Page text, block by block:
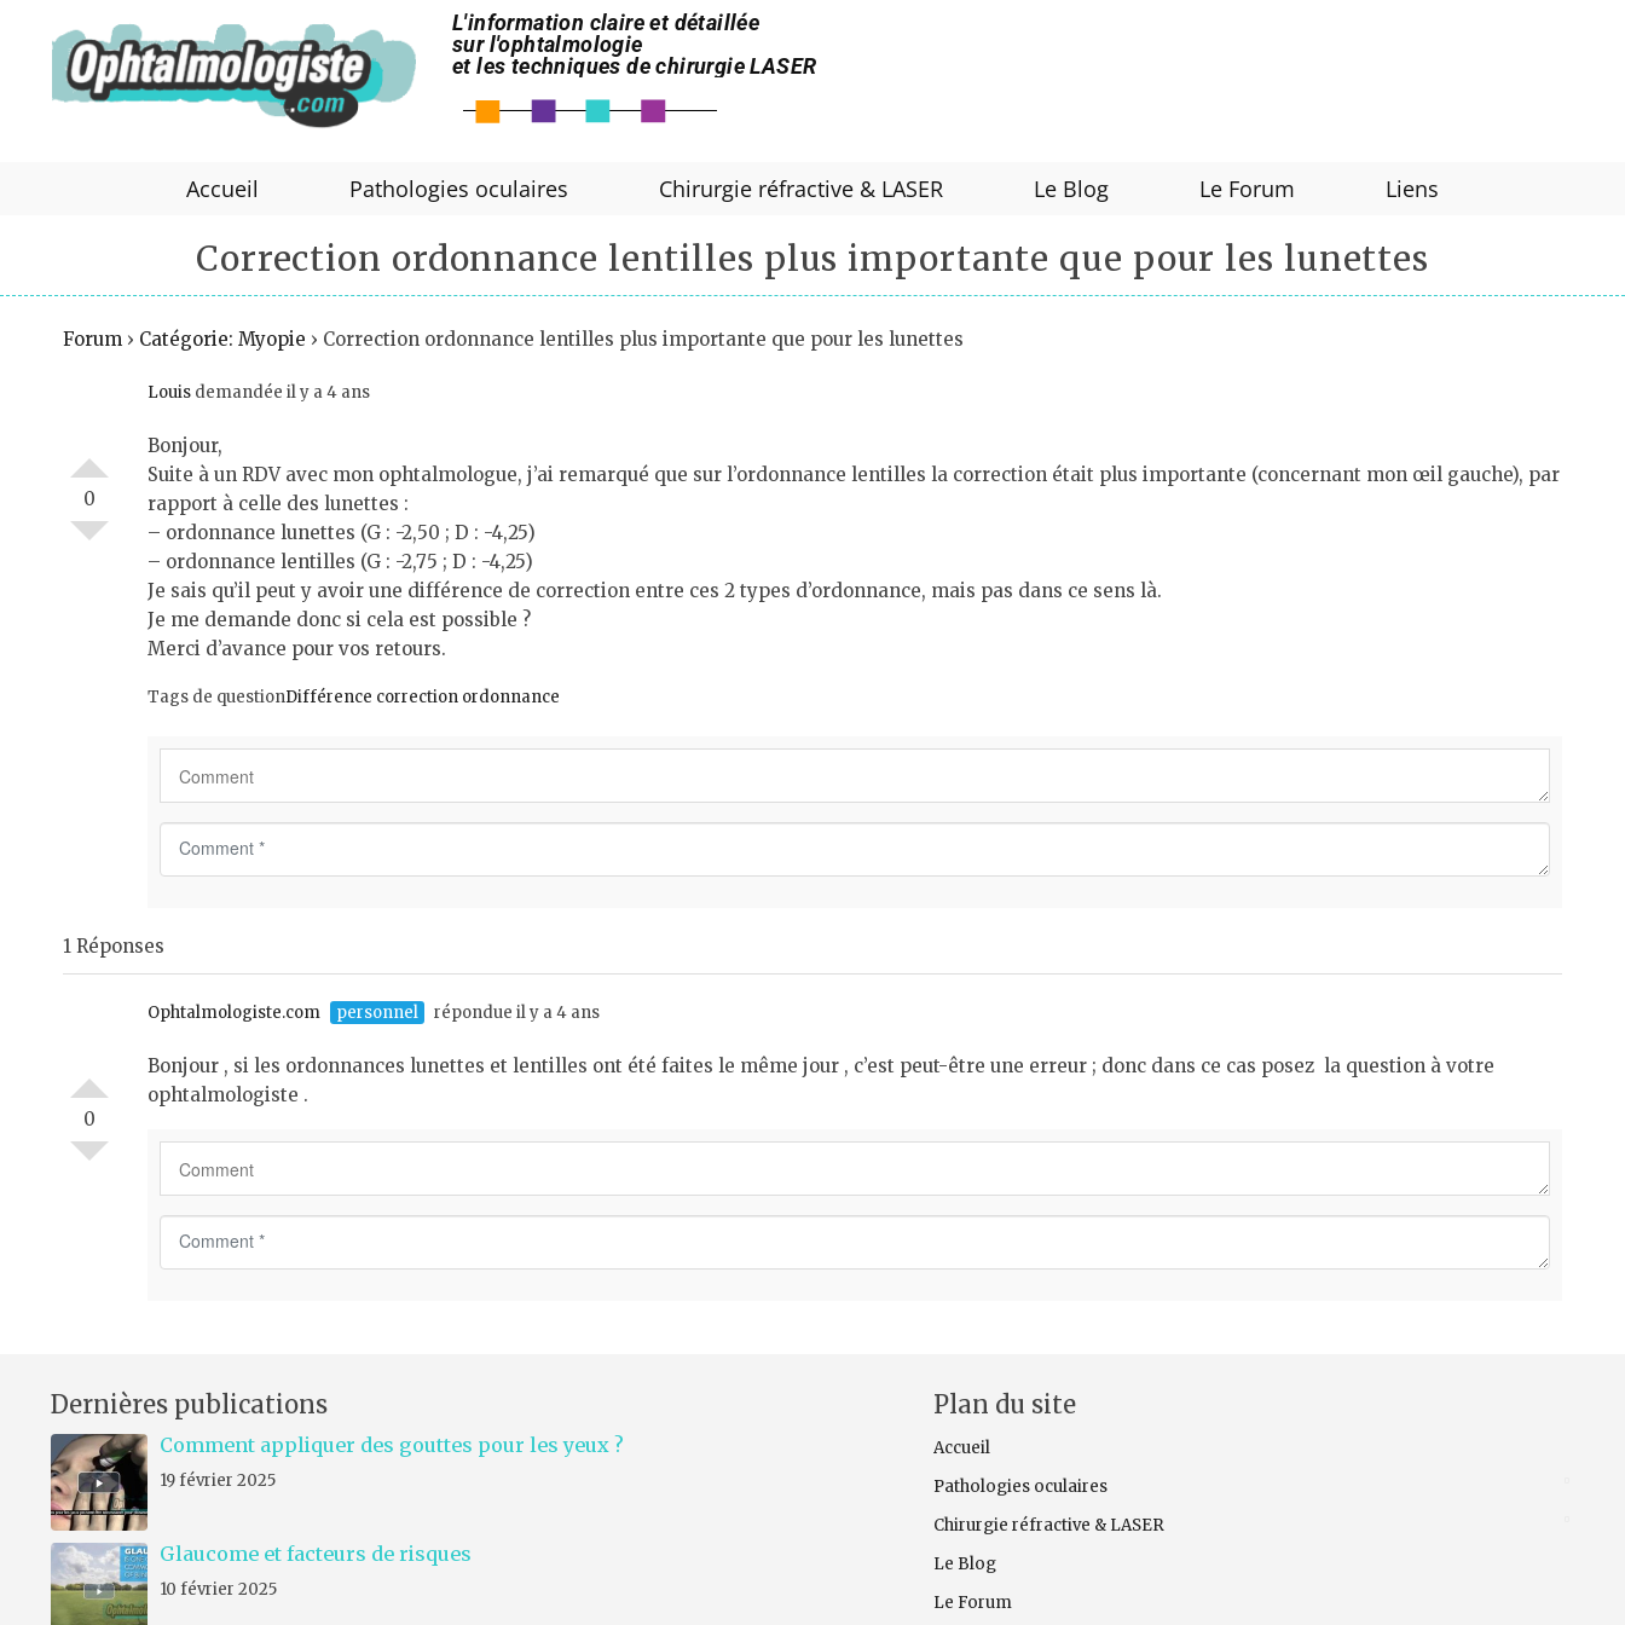
L'information claire et détaillée
sur l'ophtalmologie
et les techniques de chirurgie LASER
Accueil Pathologies oculaires Chirurgie réfractive & LASER Le Blog Le Forum Liens
Correction ordonnance lentilles plus importante que pour les lunettes
Forum › Catégorie: Myopie › Correction ordonnance lentilles plus importante que pour les lunettes
0
Louis demandée il y a 4 ans
Bonjour,
Suite à un RDV avec mon ophtalmologue, j’ai remarqué que sur l’ordonnance lentilles la correction était plus importante (concernant mon œil gauche), par
rapport à celle des lunettes :
– ordonnance lunettes (G : -2,50 ; D : -4,25)
– ordonnance lentilles (G : -2,75 ; D : -4,25)
Je sais qu’il peut y avoir une différence de correction entre ces 2 types d’ordonnance, mais pas dans ce sens là.
Je me demande donc si cela est possible ?
Merci d’avance pour vos retours.
Tags de questionDifférence correction ordonnance
e
n
t
1 Réponses
0
Ophtalmologiste.com personnel répondue il y a 4 ans
Bonjour , si les ordonnances lunettes et lentilles ont été faites le même jour , c’est peut-être une erreur ; donc dans ce cas posez la question à votre
ophtalmologiste .
t
Dernières publications
Comment appliquer des gouttes pour les yeux ?
19 février 2025
Glaucome et facteurs de risques
10 février 2025
Plan du site
Accueil
Pathologies oculaires
Chirurgie réfractive & LASER
Le Blog
Le Forum